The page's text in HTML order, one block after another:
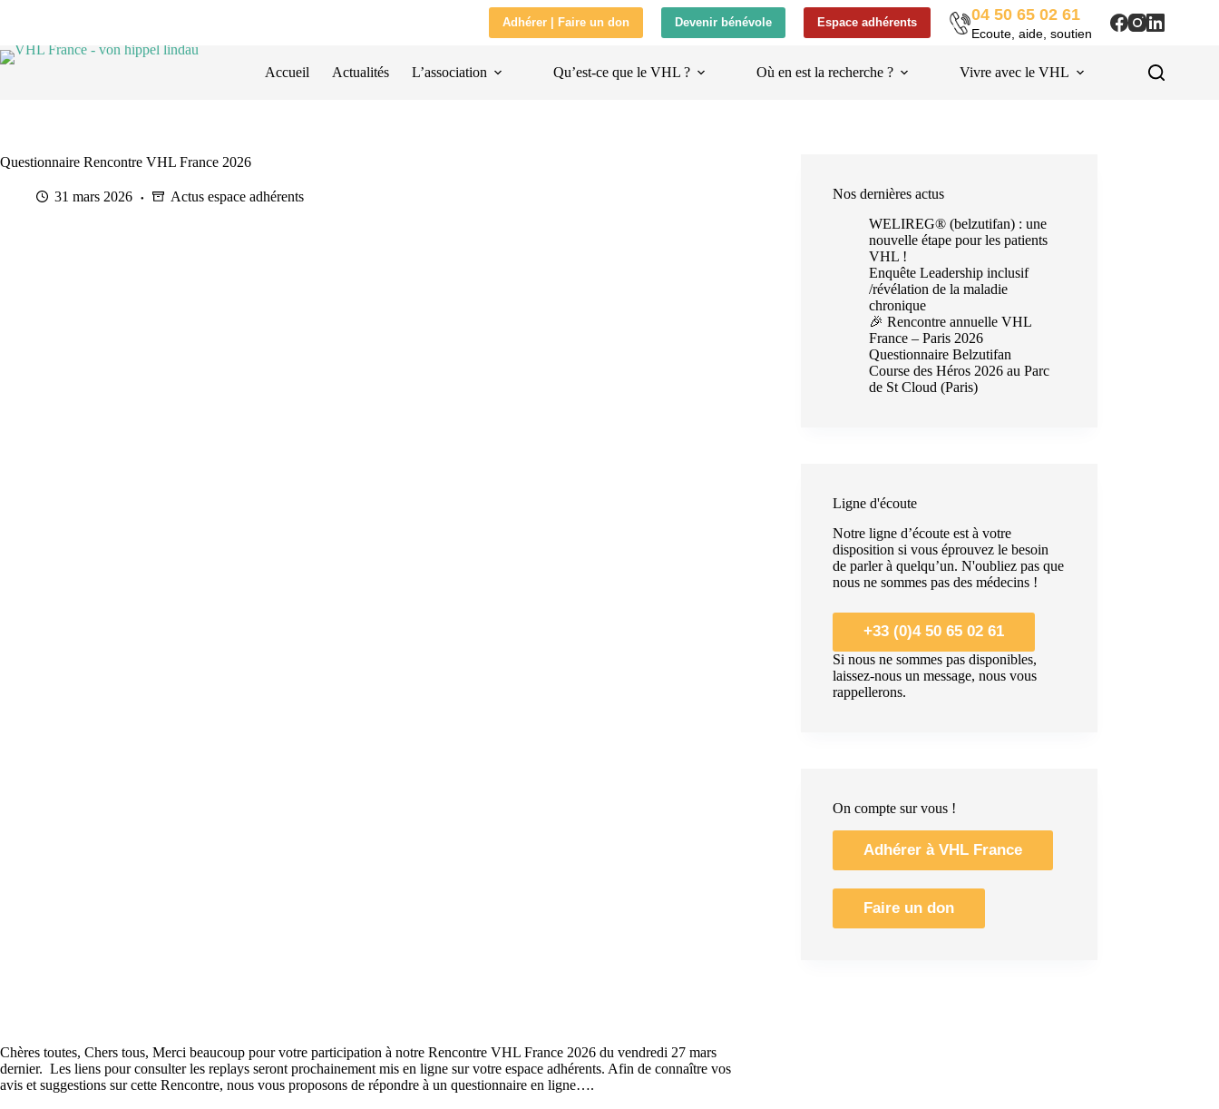
Adhérer | Faire un don Devenir bénévole Espace adhérents 04 50 65 02 61
Ecoute, aide, soutien
Accueil Actualités L’association Qu’est-ce que le VHL ? Où en est la recherche ? Vivre avec le VHL Liens utiles
Questionnaire Rencontre VHL France 2026
31 mars 2026 Actus espace adhérents
Chères toutes, Chers tous, Merci beaucoup pour votre participation à notre Rencontre VHL France 2026 du vendredi 27 mars
dernier. Les liens pour consulter les replays seront prochainement mis en ligne sur votre espace adhérents. Afin de connaître vos
avis et suggestions sur cette Rencontre, nous vous proposons de répondre à un questionnaire en ligne….
Nos dernières actus
WELIREG® (belzutifan) : une
nouvelle étape pour les patients
VHL !
Enquête Leadership inclusif
/révélation de la maladie
chronique
🎉 Rencontre annuelle VHL
France – Paris 2026
Questionnaire Belzutifan
Course des Héros 2026 au Parc
de St Cloud (Paris)
Ligne d'écoute
Notre ligne d’écoute est à votre
disposition si vous éprouvez le besoin
de parler à quelqu’un. N'oubliez pas que
nous ne sommes pas des médecins !
+33 (0)4 50 65 02 61
Si nous ne sommes pas disponibles,
laissez-nous un message, nous vous
rappellerons.
On compte sur vous !
Adhérer à VHL France
Faire un don